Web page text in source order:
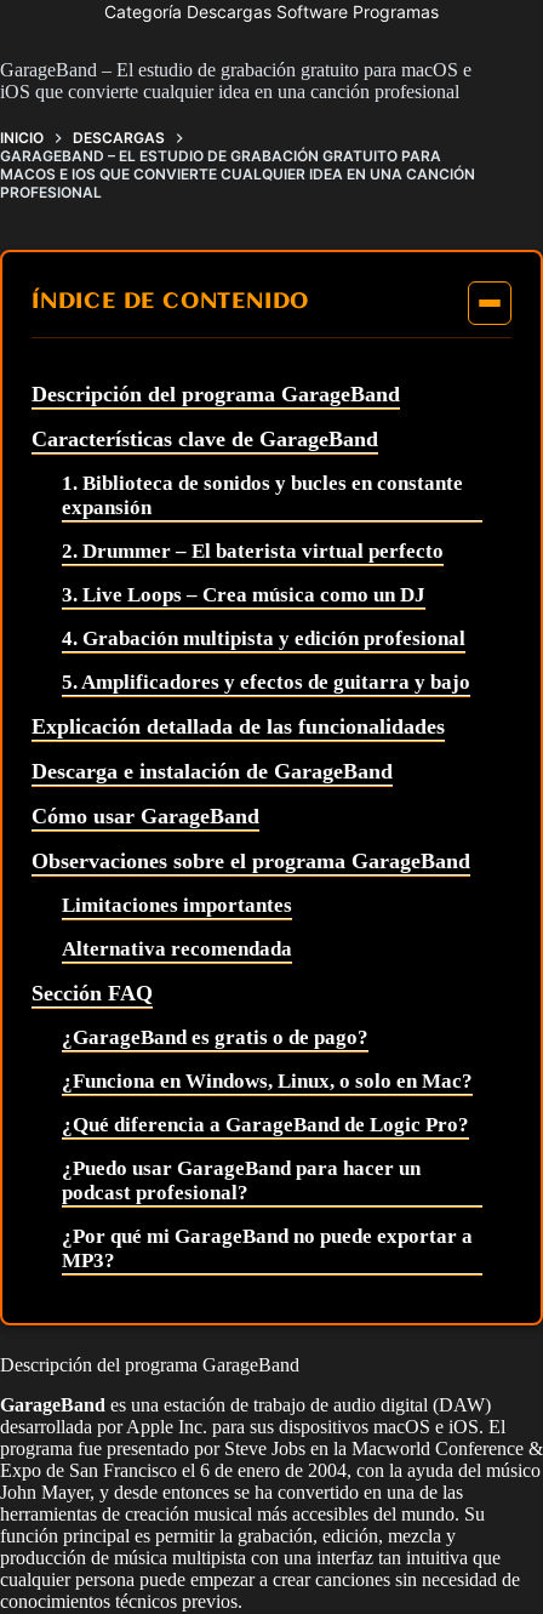
Categoría Descargas Software Programas
GarageBand – El estudio de grabación gratuito para macOS e
iOS que convierte cualquier idea en una canción profesional
INICIO
DESCARGAS
GARAGEBAND – EL ESTUDIO DE GRABACIÓN GRATUITO PARA
MACOS E IOS QUE CONVIERTE CUALQUIER IDEA EN UNA CANCIÓN
PROFESIONAL
ÍNDICE DE CONTENIDO
Descripción del programa GarageBand
Características clave de GarageBand
1. Biblioteca de sonidos y bucles en constante
expansión
2. Drummer – El baterista virtual perfecto
3. Live Loops – Crea música como un DJ
4. Grabación multipista y edición profesional
5. Amplificadores y efectos de guitarra y bajo
Explicación detallada de las funcionalidades
Descarga e instalación de GarageBand
Cómo usar GarageBand
Observaciones sobre el programa GarageBand
Limitaciones importantes
Alternativa recomendada
Sección FAQ
¿GarageBand es gratis o de pago?
¿Funciona en Windows, Linux, o solo en Mac?
¿Qué diferencia a GarageBand de Logic Pro?
¿Puedo usar GarageBand para hacer un
podcast profesional?
¿Por qué mi GarageBand no puede exportar a
MP3?
Descripción del programa GarageBand
GarageBand es una estación de trabajo de audio digital (DAW)
desarrollada por Apple Inc. para sus dispositivos macOS e iOS. El
programa fue presentado por Steve Jobs en la Macworld Conference &
Expo de San Francisco el 6 de enero de 2004, con la ayuda del músico
John Mayer, y desde entonces se ha convertido en una de las
herramientas de creación musical más accesibles del mundo. Su
función principal es permitir la grabación, edición, mezcla y
producción de música multipista con una interfaz tan intuitiva que
cualquier persona puede empezar a crear canciones sin necesidad de
conocimientos técnicos previos.